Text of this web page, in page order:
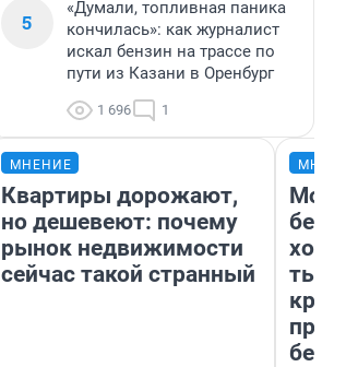
5
«Думали, топливная паника
кончилась»: как журналист
искал бензин на трассе по
пути из Казани в Оренбург
1 696 1
МНЕНИЕ
Квартиры дорожают,
но дешевеют: почему
рынок недвижимости
сейчас такой странный
Мой